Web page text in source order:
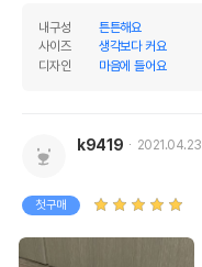
내구성
튼튼해요
사이즈
생각보다 커요
디자인
마음에 들어요
k9419 2021.04.23
첫구매